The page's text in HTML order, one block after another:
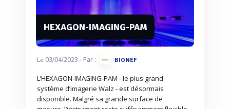
HEXAGON-IMAGING-PAM
Le 03/04/2023 - Par : BIONEF
L’HEXAGON-IMAGING-PAM - le plus grand
système d’imagerie Walz - est désormais
disponible. Malgré sa grande surface de